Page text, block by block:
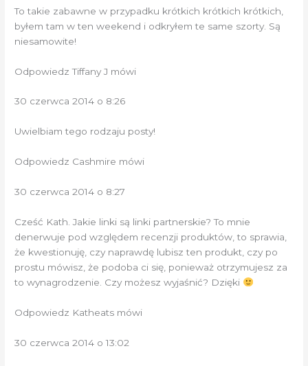
To takie zabawne w przypadku krótkich krótkich krótkich,
byłem tam w ten weekend i odkryłem te same szorty. Są
niesamowite!
Odpowiedz Tiffany J mówi
30 czerwca 2014 o 8:26
Uwielbiam tego rodzaju posty!
Odpowiedz Cashmire mówi
30 czerwca 2014 o 8:27
Cześć Kath. Jakie linki są linki partnerskie? To mnie
denerwuje pod względem recenzji produktów, to sprawia,
że ​​kwestionuję, czy naprawdę lubisz ten produkt, czy po
prostu mówisz, że podoba ci się, ponieważ otrzymujesz za
to wynagrodzenie. Czy możesz wyjaśnić? Dzięki
Odpowiedz Katheats mówi
30 czerwca 2014 o 13:02